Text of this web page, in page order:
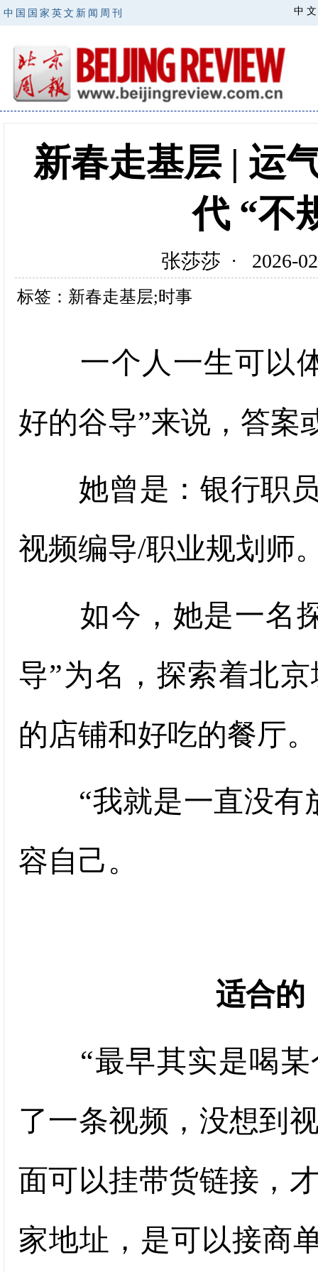
中国国家英文新闻周刊 中 文
新春走基层 | 运
代 “不
张莎莎 · 2026-
标签：新春走基层;时事
一个人一生可以体
好的谷导”来说，答案
她曾是：银行职员/
视频编导/职业规划师
如今，她是一名探
导”为名，探索着北
的店铺和好吃的餐厅。
“我就是一直没有
容自己。
适合的
“最早其实是喝某
了一条视频，没想到
面可以挂带货链接，
家地址，是可以接商